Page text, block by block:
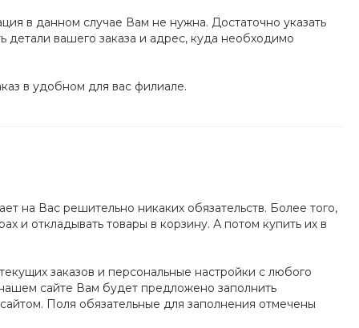
в данном случае Вам не нужна. Достаточно указать
детали вашего заказа и адрес, куда необходимо
в удобном для вас филиале.
на Вас решительно никаких обязательств. Более того,
и откладывать товары в корзину. А потом купить их в
заказов и персональные настройки с любого
сайте Вам будет предложено заполнить
Поля обязательные для заполнения отмечены